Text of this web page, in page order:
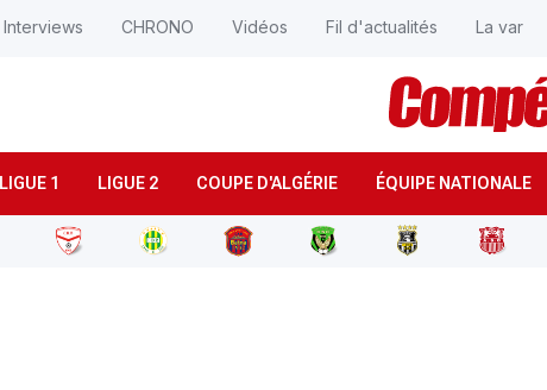
LIGUE 1 LIGUE 2 COUPE D'ALGÉRIE ÉQUIPE NATIONALE
Interviews CHRONO Vidéos Fil d'actualités La var